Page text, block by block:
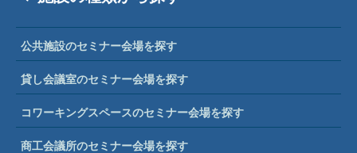
公共施設のセミナー会場を探す
貸し会議室のセミナー会場を探す
コワーキングスペースのセミナー会場を探す
商工会議所のセミナー会場を探す